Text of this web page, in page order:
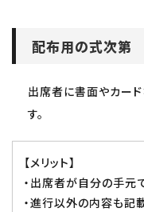
配布用の式次第
出席者に書面やカー
す。
【メリット】
・出席者が自分の手元
・進行以外の内容も記